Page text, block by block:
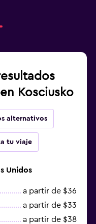
Kosciusko
alternativos
tu viaje
Unidos
a partir de $36
a partir de $33
a partir de $38